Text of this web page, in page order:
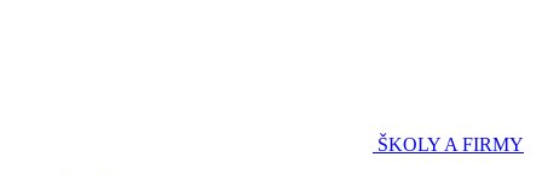
ŠKOLY A FIRMY